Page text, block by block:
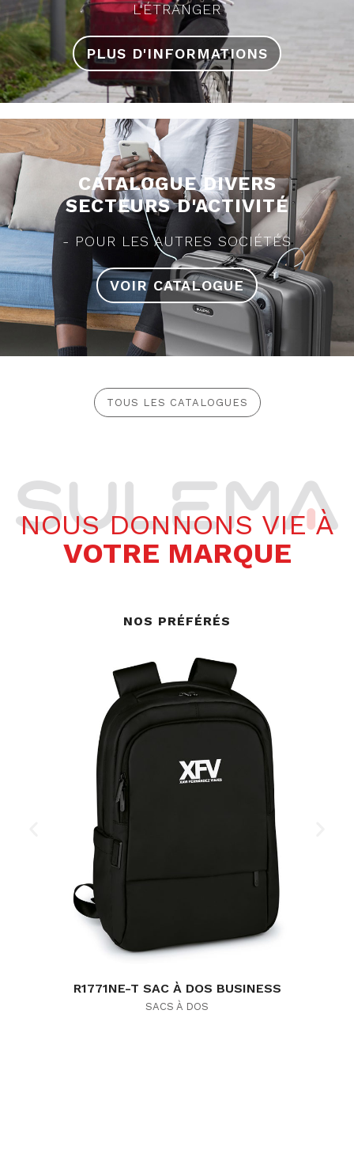
L'ÉTRANGER
PLUS D'INFORMATIONS
CATALOGUE DIVERS
SECTEURS D'ACTIVITÉ
POUR LES AUTRES SOCIÉTÉS
VOIR CATALOGUE
TOUS LES CATALOGUES
NOUS DONNONS VIE À
VOTRE MARQUE
NOS PRÉFÉRÉS
R1771NE-T SAC À DOS BUSINESS
SACS À DOS